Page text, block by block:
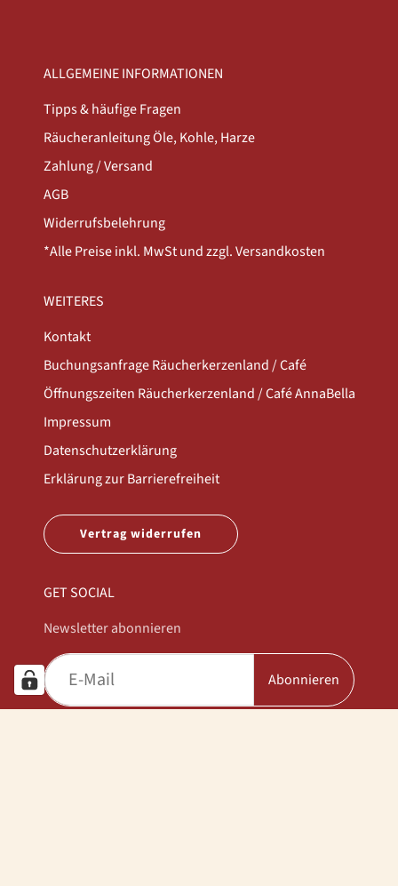
ALLGEMEINE INFORMATIONEN
Tipps & häufige Fragen
Räucheranleitung Öle, Kohle, Harze
Zahlung / Versand
AGB
Widerrufsbelehrung
*Alle Preise inkl. MwSt und zzgl. Versandkosten
WEITERES
Kontakt
Buchungsanfrage Räucherkerzenland / Café
Öffnungszeiten Räucherkerzenland / Café AnnaBella
Impressum
Datenschutzerklärung
Erklärung zur Barrierefreiheit
Vertrag widerrufen
GET SOCIAL
Newsletter abonnieren
Abonnieren